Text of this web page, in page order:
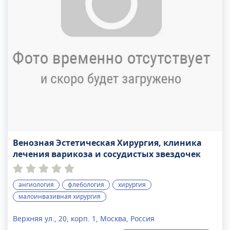
Венозная Эстетическая Хирургия, клиника
лечения варикоза и сосудистых звездочек
ангиология флебология
хирургия
малоинвазивная хирургия
Верхняя ул., 20, корп. 1, Москва, Россия